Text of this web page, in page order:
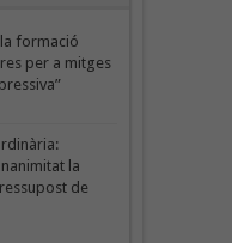
formació
per a mitges
la
de